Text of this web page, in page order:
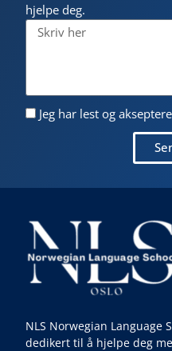
hjelpe deg.
Jeg har lest og
NLS Norwegian Language
dedikert til å hjelpe deg